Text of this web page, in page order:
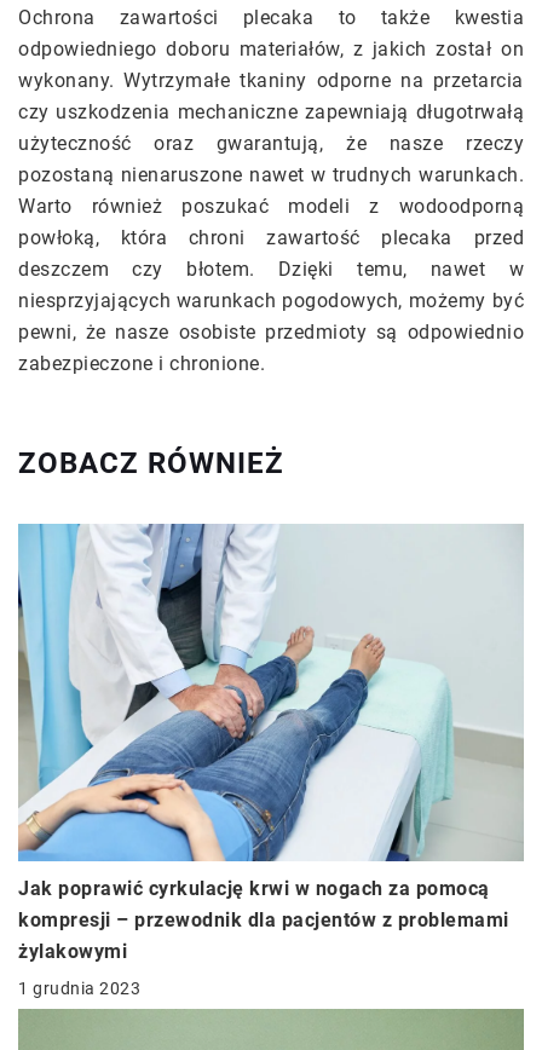
Ochrona zawartości plecaka to także kwestia
odpowiedniego doboru materiałów, z jakich został on
wykonany. Wytrzymałe tkaniny odporne na przetarcia
czy uszkodzenia mechaniczne zapewniają długotrwałą
użyteczność oraz gwarantują, że nasze rzeczy
pozostaną nienaruszone nawet w trudnych warunkach.
Warto również poszukać modeli z wodoodporną
powłoką, która chroni zawartość plecaka przed
deszczem czy błotem. Dzięki temu, nawet w
niesprzyjających warunkach pogodowych, możemy być
pewni, że nasze osobiste przedmioty są odpowiednio
zabezpieczone i chronione.
ZOBACZ RÓWNIEŻ
Jak poprawić cyrkulację krwi w nogach za pomocą
kompresji – przewodnik dla pacjentów z problemami
żylakowymi
1 grudnia 2023